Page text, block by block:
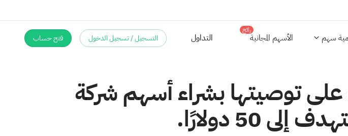
سهم الأسهم المجانية
رائج
التداول التسجيل / تسجيل الدخول فتح حساب
توصيتها بشراء أسهم شركة
دولارًا.